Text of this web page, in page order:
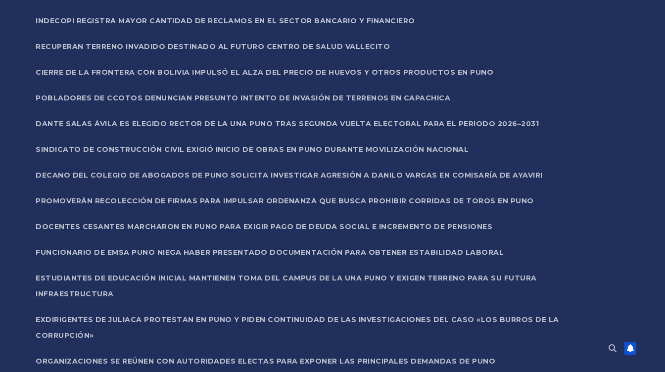
INDECOPI REGISTRA MAYOR CANTIDAD DE RECLAMOS EN EL SECTOR BANCARIO Y FINANCIERO
RECUPERAN TERRENO INVADIDO DESTINADO AL FUTURO CENTRO DE SALUD VALLECITO
CIERRE DE LA FRONTERA CON BOLIVIA IMPULSÓ EL ALZA DEL PRECIO DE HUEVOS Y OTROS PRODUCTOS EN PUNO
POBLADORES DE CCOTOS DENUNCIAN PRESUNTO INTENTO DE INVASIÓN DE TERRENOS EN CAPACHICA
DANTE SALAS ÁVILA ES ELEGIDO RECTOR DE LA UNA PUNO TRAS SEGUNDA VUELTA ELECTORAL PARA EL PERIODO 2026–2031
SINDICATO DE CONSTRUCCIÓN CIVIL EXIGIÓ INICIO DE OBRAS EN PUNO DURANTE MOVILIZACIÓN NACIONAL
DECANO DEL COLEGIO DE ABOGADOS DE PUNO SOLICITA INVESTIGAR AGRESIÓN A DANILO VARGAS EN COMISARÍA DE AYAVIRI
PROMOVERÁN RECOLECCIÓN DE FIRMAS PARA IMPULSAR ORDENANZA QUE BUSCA PROHIBIR CORRIDAS DE TOROS EN PUNO
DOCENTES CESANTES MARCHARON EN PUNO PARA EXIGIR PAGO DE DEUDA SOCIAL E INCREMENTO DE PENSIONES
FUNCIONARIO DE EMSA PUNO NIEGA HABER PRESENTADO DOCUMENTACIÓN PARA OBTENER ESTABILIDAD LABORAL
ESTUDIANTES DE EDUCACIÓN INICIAL MANTIENEN TOMA DEL CAMPUS DE LA UNA PUNO Y EXIGEN TERRENO PARA SU FUTURA
INFRAESTRUCTURA
EXDIRIGENTES DE JULIACA PROTESTAN EN PUNO Y PIDEN CONTINUIDAD DE LAS INVESTIGACIONES DEL CASO «LOS BURROS DE LA
CORRUPCIÓN»
ORGANIZACIONES SE REÚNEN CON AUTORIDADES ELECTAS PARA EXPONER LAS PRINCIPALES DEMANDAS DE PUNO